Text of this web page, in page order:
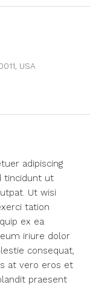
USA
adipiscing
tincidunt ut
Ut wisi
tation
ex ea
iriure dolor
consequat,
at vero eros et
praesent